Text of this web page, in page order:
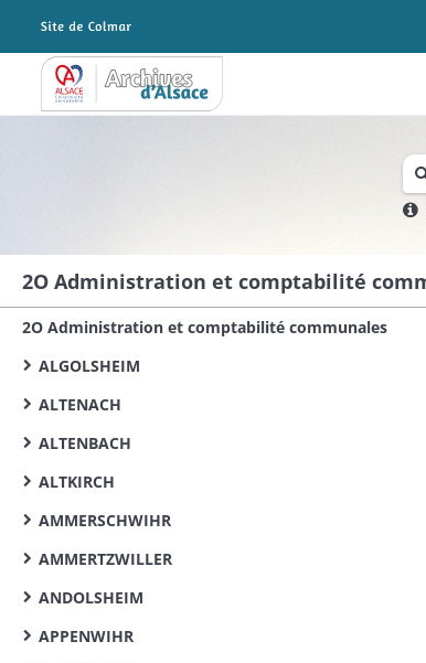
Archives Alsace - Colmar
2O Administration et comptabilité communales
ALGOLSHEIM
ALTENACH
ALTENBACH
ALTKIRCH
AMMERSCHWIHR
AMMERTZWILLER
ANDOLSHEIM
APPENWIHR